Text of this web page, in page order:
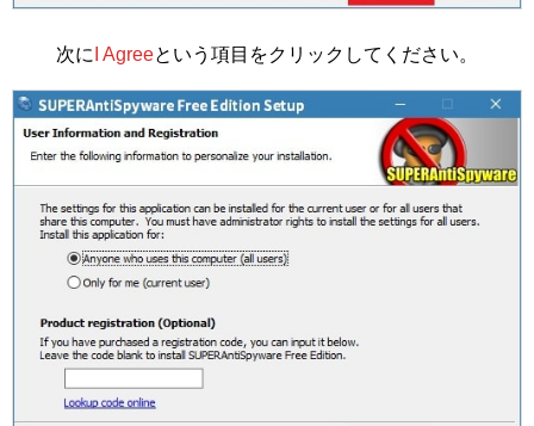
次に I Agreeという項目をクリックしてください。